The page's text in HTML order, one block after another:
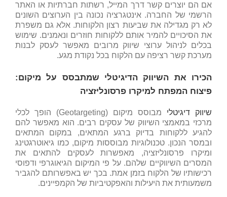
אם הם יוצרים קשר דרך המייל, רשתות חברתיות או האתר
הרשמי של החברה. אינטגרציה נכונה בין הערוצים השונים
לא רק מגדילה את שביעות רצון הלקוחות. אלא גם משפרת
את הסיכויים להמיר אותם ללקוחות חוזרים ונאמנים. שימוש
בכלים לניהול ערוצי שיווק מרובים מאפשר לעסק לבנות
מערכת קשר רציפה עם הלקוח בכל נקודת מגע.
הכירו את השיווק הדיגיטלי שמתבסס על מיקום:
פיצוח המפתח למיקרו פרסונליזציה
שיווק דיגיטלי
מבוסס מיקום (Geotargeting) הופך לכלי
מרכזי במאמצי השיווק של עסקים רבים. הוא מאפשר להם
להגיע ללקוחות בדיוק ברגע המתאים, במקום המתאים
ובמסר הנכון. טכנולוגיות מבוססות מיקום, כמו גיאוטרגטינג
ומיקרו פרסונליזציה, מאפשרות לעסקים להתאים את
המסרים השיווקיים שלהם. על פי המיקום הגיאוגרפי ודפוסי
רכישותיו של הלקוח בזמן אמת. בכך יש באפשרותם להגביר
משמעותית את היעילות והאפקטיביות של הקמפיינים.